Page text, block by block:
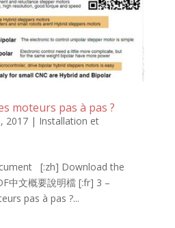
moteurs pas à pas ?
2017| Installation et
[:zh] Download the
文概要說明檔 [:fr] 3 –
pas à pas ?...